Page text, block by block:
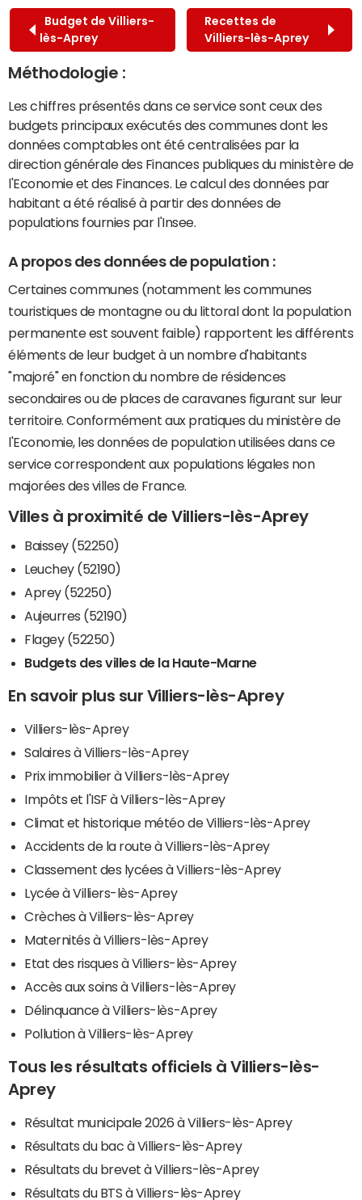
Budget de Villiers-
lès-Aprey
Recettes de
Villiers-lès-Aprey
Méthodologie :
Les chiffres présentés dans ce service sont ceux des
budgets principaux exécutés des communes dont les
données comptables ont été centralisées par la
direction générale des Finances publiques du ministère de
l'Economie et des Finances. Le calcul des données par
habitant a été réalisé à partir des données de
populations fournies par l'Insee.
A propos des données de population :
Certaines communes (notamment les communes
touristiques de montagne ou du littoral dont la population
permanente est souvent faible) rapportent les différents
éléments de leur budget à un nombre d'habitants
"majoré" en fonction du nombre de résidences
secondaires ou de places de caravanes figurant sur leur
territoire. Conformément aux pratiques du ministère de
l'Economie, les données de population utilisées dans ce
service correspondent aux populations légales non
majorées des villes de France.
Villes à proximité de Villiers-lès-Aprey
Baissey (52250)
Leuchey (52190)
Aprey (52250)
Aujeurres (52190)
Flagey (52250)
Budgets des villes de la Haute-Marne
En savoir plus sur Villiers-lès-Aprey
Villiers-lès-Aprey
Salaires à Villiers-lès-Aprey
Prix immobilier à Villiers-lès-Aprey
Impôts et l'ISF à Villiers-lès-Aprey
Climat et historique météo de Villiers-lès-Aprey
Accidents de la route à Villiers-lès-Aprey
Classement des lycées à Villiers-lès-Aprey
Lycée à Villiers-lès-Aprey
Crèches à Villiers-lès-Aprey
Maternités à Villiers-lès-Aprey
Etat des risques à Villiers-lès-Aprey
Accès aux soins à Villiers-lès-Aprey
Délinquance à Villiers-lès-Aprey
Pollution à Villiers-lès-Aprey
Tous les résultats officiels à Villiers-lès-
Aprey
Résultat municipale 2026 à Villiers-lès-Aprey
Résultats du bac à Villiers-lès-Aprey
Résultats du brevet à Villiers-lès-Aprey
Résultats du BTS à Villiers-lès-Aprey